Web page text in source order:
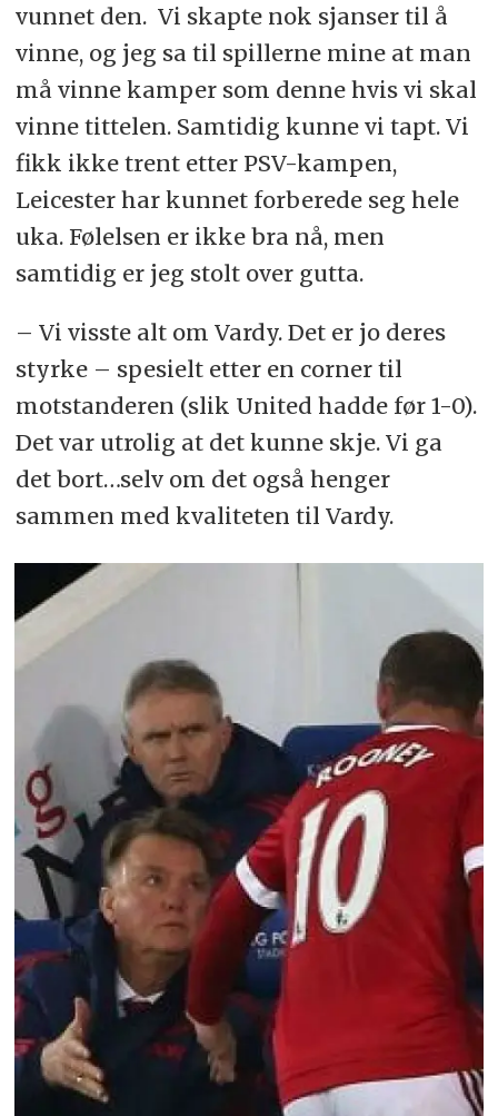
vunnet den. Vi skapte nok sjanser til å
vinne, og jeg sa til spillerne mine at man
må vinne kamper som denne hvis vi skal
vinne tittelen. Samtidig kunne vi tapt. Vi
fikk ikke trent etter PSV-kampen,
Leicester har kunnet forberede seg hele
uka. Følelsen er ikke bra nå, men
samtidig er jeg stolt over gutta.
– Vi visste alt om Vardy. Det er jo deres
styrke – spesielt etter en corner til
motstanderen (slik United hadde før 1-0).
Det var utrolig at det kunne skje. Vi ga
det bort…selv om det også henger
sammen med kvaliteten til Vardy.